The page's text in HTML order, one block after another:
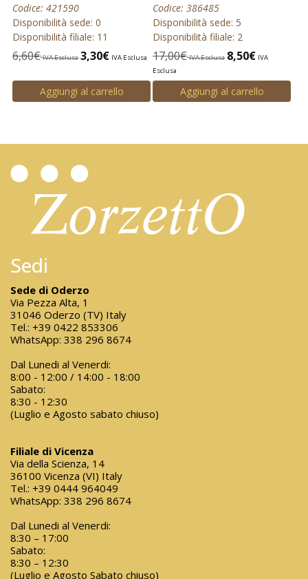
Codice: 421590
Disponibilità sede: 0
Disponibilità filiale: 11
6,60€ IVA Esclusa 3,30€ IVA Esclusa
Aggiungi al carrello
Codice: 386485
Disponibilità sede: 5
Disponibilità filiale: 2
17,00€ IVA Esclusa 8,50€ IVA
Esclusa
Aggiungi al carrello
Sedi
Sede di Oderzo
Via Pezza Alta, 1
31046 Oderzo (TV) Italy
Tel.: +39 0422 853306
WhatsApp: 338 296 8674
Dal Lunedi al Venerdi:
8:00 - 12:00 / 14:00 - 18:00
Sabato:
8:30 - 12:30
(Luglio e Agosto sabato chiuso)
Filiale di Vicenza
Via della Scienza, 14
36100 Vicenza (VI) Italy
Tel.: +39 0444 964049
WhatsApp: 338 296 8674
Dal Lunedi al Venerdi:
8:30 – 17:00
Sabato:
8:30 – 12:30
(Luglio e Agosto Sabato chiuso)